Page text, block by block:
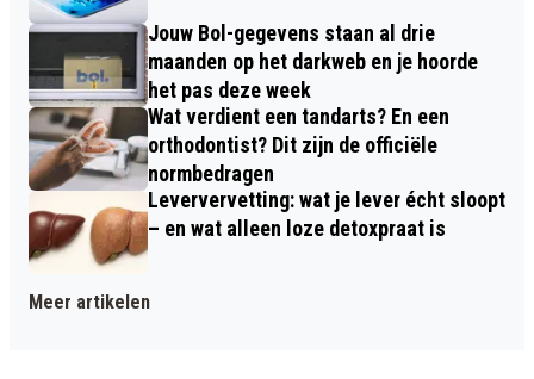
Jouw Bol-gegevens staan al drie
maanden op het darkweb en je hoorde
het pas deze week
Wat verdient een tandarts? En een
orthodontist? Dit zijn de officiële
normbedragen
Leververvetting: wat je lever écht sloopt
– en wat alleen loze detoxpraat is
Meer artikelen